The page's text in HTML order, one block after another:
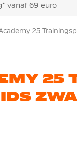
vanaf 69 euro
25
25